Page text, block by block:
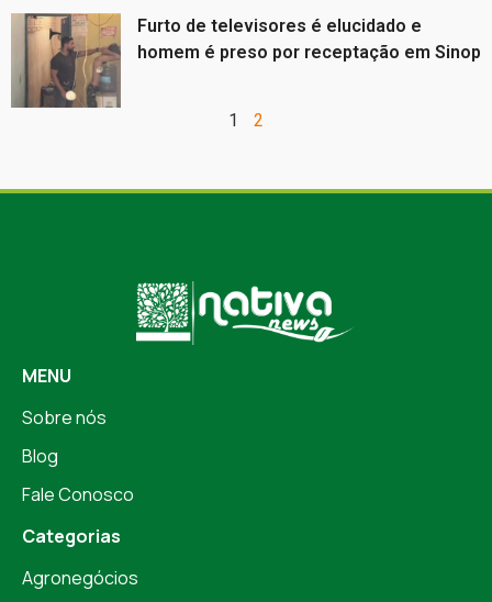
Furto de televisores é elucidado e
homem é preso por receptação em Sinop
1 2
MENU
Sobre nós
Blog
Fale Conosco
Categorias
Agronegócios